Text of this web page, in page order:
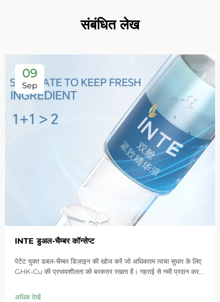
संबंधित लेख
09
Sep
INTE डुअल-चैम्बर कॉन्सेप्ट
पेटेंट युक्त डबल-चैम्बर डिज़ाइन की खोज करें जो अधिकतम त्वचा सुधार के लिए
GHK-Cu की प्रभावशीलता को बरकरार रखता है। गहराई से नमी प्रदान करता
आज ही 'स्मॉल ब्लू चैम्बर' समाधान आजमाएं।
अधिक देखें